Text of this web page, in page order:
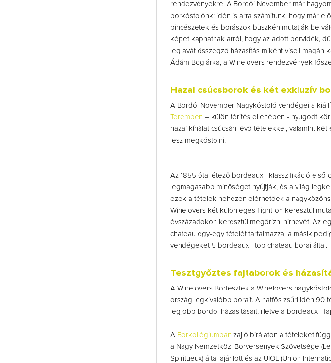
rendezvényekre. A Bordói November már
borkóstolónk: idén is arra számítunk, hogy már
pincészetek és borászok büszkén mutatják be
képet kaphatnak arról, hogy az adott borvidék,
legjavát összegző házasítás miként viseli magán
Ádám Boglárka, a Winelovers rendezvények
Hazai csúcsborok és két exkluzív
A Bordói November Nagykóstoló vendégei a
Teremben – külön térítés ellenében - nyugodt
hazai kínálat csúcsán lévő tételekkel, valamint
lesz megkóstolni.
Az 1855 óta létező bordeaux-i klasszifikáció első
legmagasabb minőséget nyújtják, és a világ
ezek a tételek nehezen elérhetőek a
Winelovers két különleges flight-on keresztül
évszázadokon keresztül megőrizni hírnevét. Az
chateau egy-egy tételét tartalmazza, a másik
vendégeket 5 bordeaux-i top chateau borai által.
Tesztgyőztes fajtaborok és
A Winelovers Bortesztek a Winelovers
ország legkiválóbb borait. A hatfős zsűri idén 90
legjobb bordói házasításait, illetve a bordeaux-i
A Borkollégiumban zajló bírálaton a tételeket
a Nagy Nemzetközi Borversenyek Szövetsége
Spiritueux) által ajánlott és az UIOE (Union